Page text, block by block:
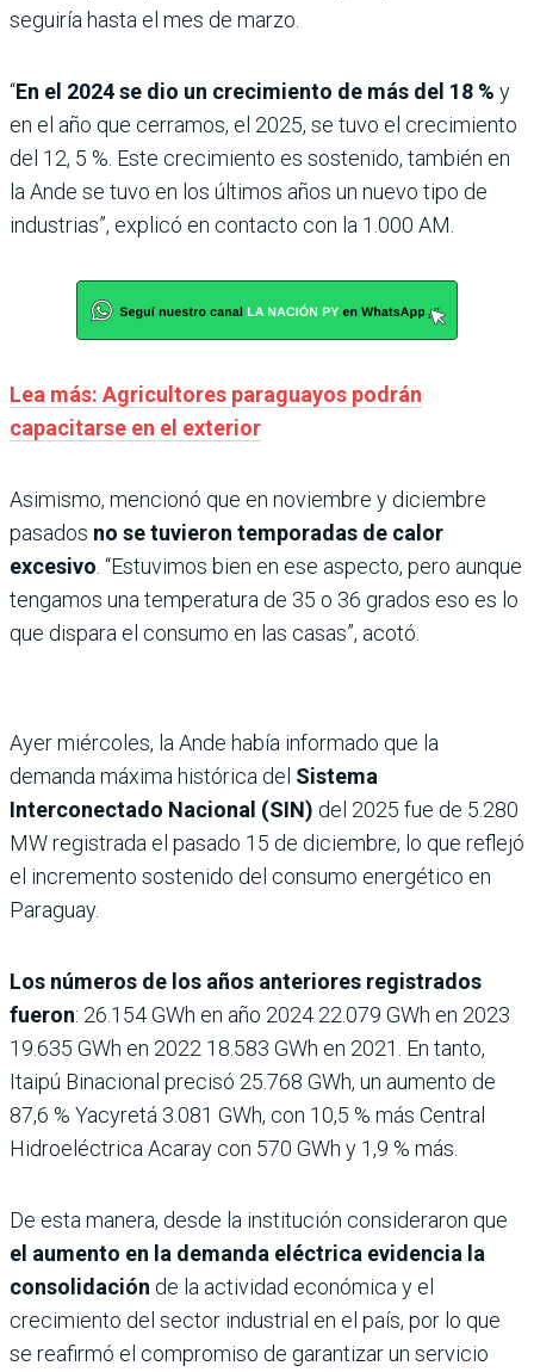
seguiría hasta el mes de marzo.
“En el 2024 se dio un crecimiento de más del 18 % y
en el año que cerramos, el 2025, se tuvo el crecimiento
del 12, 5 %. Este crecimiento es sostenido, también en
la Ande se tuvo en los últimos años un nuevo tipo de
industrias”, explicó en contacto con la 1.000 AM.
Lea más: Agricultores paraguayos podrán
capacitarse en el exterior
Asimismo, mencionó que en noviembre y diciembre
pasados no se tuvieron temporadas de calor
excesivo . “Estuvimos bien en ese aspecto, pero aunque
tengamos una temperatura de 35 o 36 grados eso es lo
que dispara el consumo en las casas”, acotó.
Ayer miércoles, la Ande había informado que la
demanda máxima histórica del Sistema
Interconectado Nacional (SIN) del 2025 fue de 5.280
MW registrada el pasado 15 de diciembre, lo que reflejó
el incremento sostenido del consumo energético en
Paraguay.
Los números de los años anteriores registrados
fueron: 26.154 GWh en año 2024 22.079 GWh en 2023
19.635 GWh en 2022 18.583 GWh en 2021. En tanto,
Itaipú Binacional precisó 25.768 GWh, un aumento de
87,6 % Yacyretá 3.081 GWh, con 10,5 % más Central
Hidroeléctrica Acaray con 570 GWh y 1,9 % más.
De esta manera, desde la institución consideraron que
el aumento en la demanda eléctrica evidencia la
consolidación de la actividad económica y el
crecimiento del sector industrial en el país, por lo que
se reafirmó el compromiso de garantizar un servicio